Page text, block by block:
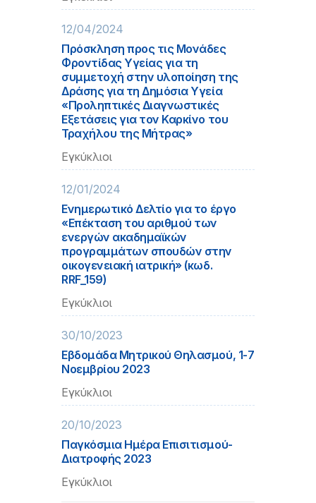
12/04/2024
Πρόσκληση προς τις Μονάδες
Φροντίδας Υγείας για τη
συμμετοχή στην υλοποίηση της
Δράσης για τη Δημόσια Υγεία
«Προληπτικές Διαγνωστικές
Εξετάσεις για τον Καρκίνο του
Τραχήλου της Μήτρας»
Εγκύκλιοι
12/01/2024
Ενημερωτικό Δελτίο για το έργο
«Επέκταση του αριθμού των
ενεργών ακαδημαϊκών
προγραμμάτων σπουδών στην
οικογενειακή ιατρική» (κωδ.
RRF_159)
Εγκύκλιοι
30/10/2023
Εβδομάδα Μητρικού Θηλασμού, 1-7
Νοεμβρίου 2023
Εγκύκλιοι
20/10/2023
Παγκόσμια Ημέρα Επισιτισμού-
Διατροφής 2023
Εγκύκλιοι